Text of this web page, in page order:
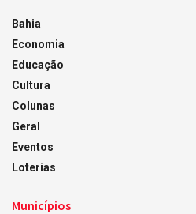
Bahia
Economia
Educação
Cultura
Colunas
Geral
Eventos
Loterias
Municípios